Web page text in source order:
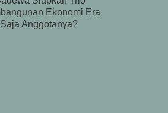
Ekonomi Era
Anggotanya?